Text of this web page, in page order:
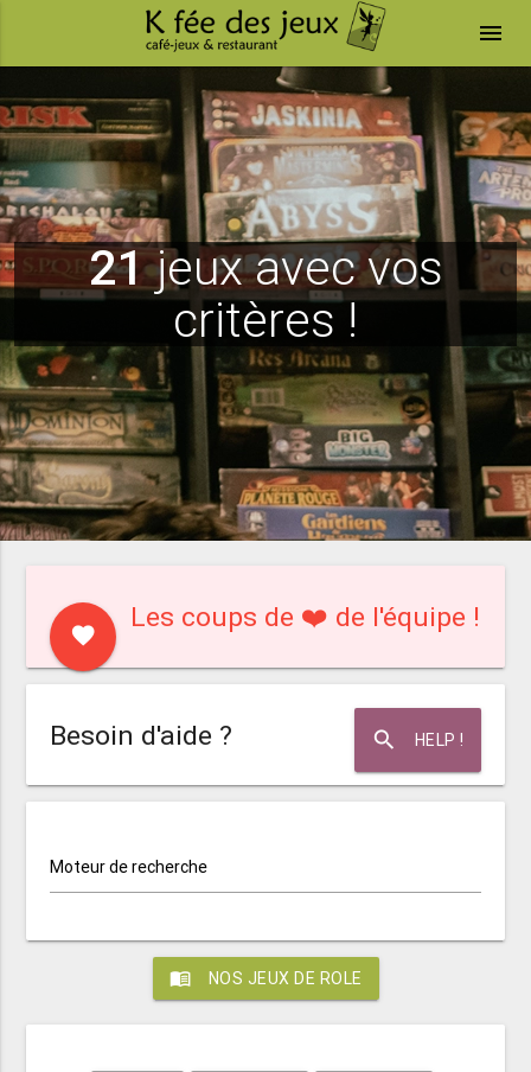
menu
21jeux avec vos
critères !
favorite
Les coups de ❤️ de l'équipe !
search HELP !
Besoin d'aide ?
Moteur de recherche
menu_book NOS JEUX DE ROLE